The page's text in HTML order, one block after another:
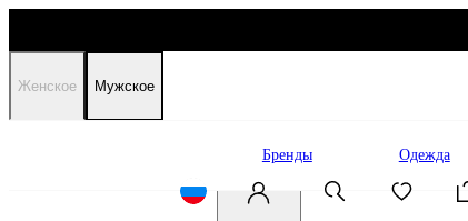
Женское Мужское
Бренды Одежда